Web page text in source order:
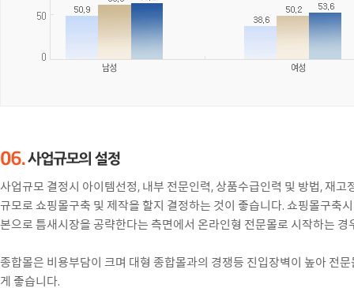
사업규모 결정시 아이템선정, 내부 전문인력, 상품수급인력 및 방법, 재
규모로 쇼핑몰구축 및 제작을 할지 결정하는 것이 좋습니다. 쇼핑몰구축
본으로 틈새시장을 공략한다는 측면에서 온라인형 전문몰로 시작하는 경
종합몰은 비용부담이 크며 대형 종합몰과의 경쟁등 진입장벽이 높아 전
게 좋습니다.